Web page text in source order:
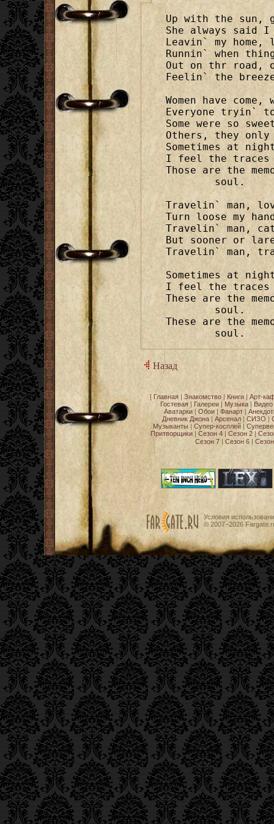
Up with the sun,
She always said
Leavin` my
Runnin` when
Out on thr road,
Feelin` the
Women have come,
Everyone tryin`
Some were so
Others, they only
Sometimes at
I feel the traces
Those are the
Travelin` man,
Turn loose my
Travelin` man,
But sooner or
Travelin` man,
Sometimes at
I feel the traces
These are the
	soul.
These are the
	soul.
Назад
[ Главная| Знакомство| Книги| Арт-
Гостевая
Галереи Музыка Видео
Аватарки
Обои Фанарт
Дневник Джона| Арсенал| СИЗО
Музыканты
Супер-косплей
Притворщики
Сезон 4 Сезон 2
Сезон 7| Сезон 6|
Условия
© 2007−2026